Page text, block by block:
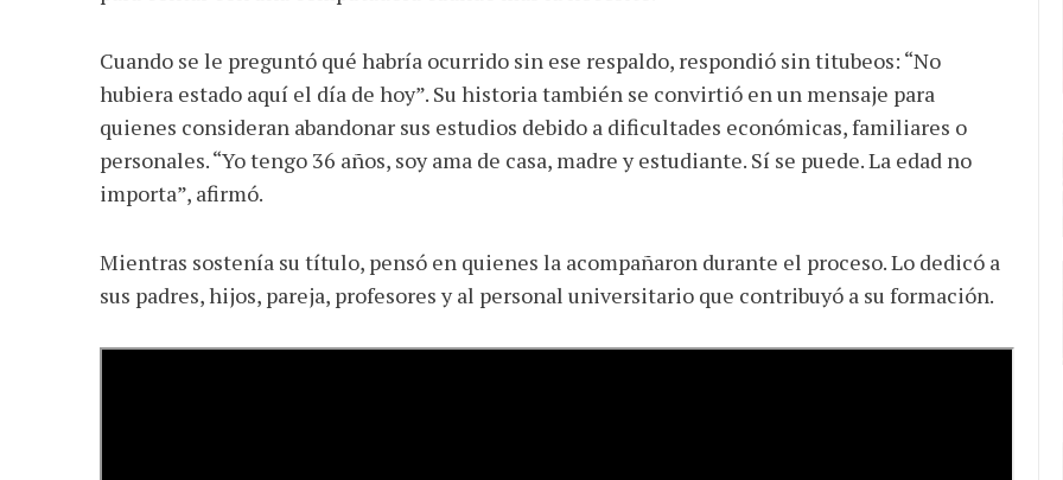
Cuando se le preguntó qué habría ocurrido sin ese respaldo, respondió sin titubeos: “No
hubiera estado aquí el día de hoy”. Su historia también se convirtió en un mensaje para
quienes consideran abandonar sus estudios debido a dificultades económicas, familiares o
personales. “Yo tengo 36 años, soy ama de casa, madre y estudiante. Sí se puede. La edad no
importa”, afirmó.
Mientras sostenía su título, pensó en quienes la acompañaron durante el proceso. Lo dedicó a
sus padres, hijos, pareja, profesores y al personal universitario que contribuyó a su formación.